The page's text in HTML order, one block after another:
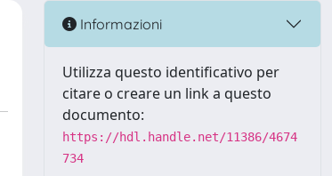
Informazioni
Utilizza questo identificativo per
citare o creare un link a questo
documento:
https://hdl.handle.net/11386/4674
734